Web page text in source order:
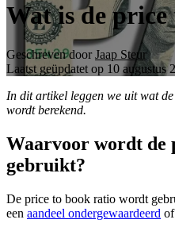
reader.
To
start
the
All
One
Accessibility
reader,
press
"Ctrl
/".
This
Wat is de
Geschreven doorJaap Steur
Laatst geüpdatet op 10 augustus
In dit artikel leggen we uit wat de
wordt berekend.
Waarvoor wordt de
gebruikt?
De price to book ratio wordt
een aandeel ondergewaardeerd of